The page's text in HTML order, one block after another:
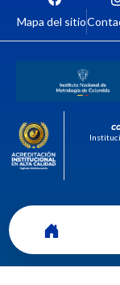
Mapa del sitio